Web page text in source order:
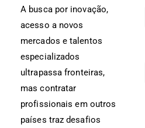
A busca por inovação,
acesso a novos
mercados e talentos
especializados
ultrapassa fronteiras,
mas contratar
profissionais em outros
países traz desafios